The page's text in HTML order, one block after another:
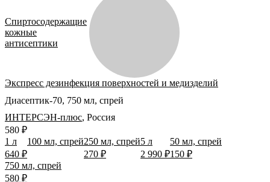
Спиртосодержащие
кожные
антисептики
Экспресс дезинфекция поверхностей и медизделий
Диасептик-70, 750 мл, спрей
ИНТЕРСЭН-плюс, Россия
1 л
640 ₽
100 мл, спрей250 мл, спрей
270 ₽
5 л
2 990 ₽
50 мл, спрей
150 ₽
750 мл, спрей
580 ₽
580 ₽